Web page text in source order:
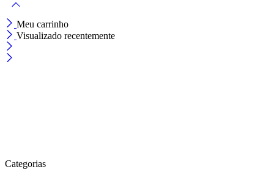
Meu carrinho
Visualizado recentemente
Categorias